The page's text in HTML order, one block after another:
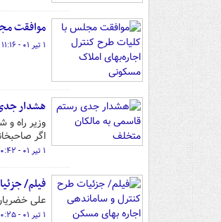
موافقت
۱ تیر ۰۱ - ۱۱:۱۶
هشدار
وزیر راه و
اگر
۱ تیر ۰۱ - ۱۰:۴۲
فیلم/
علی
۱ تیر ۰۱ - ۱۰:۲۵